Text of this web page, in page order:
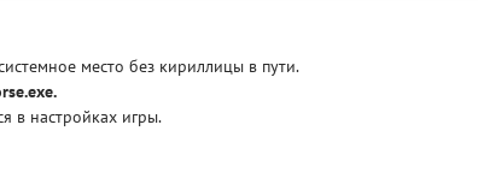
место без кириллицы в пути.
.exe.
в настройках игры.